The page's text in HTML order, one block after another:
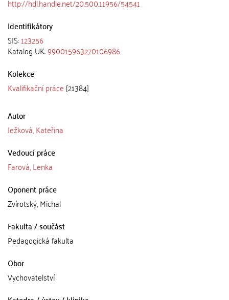
http://hdl.handle.net/20.500.11956/54541
Identifikátory
SIS:123256
Katalog UK:990015963270106986
Kolekce
Kvalifikační práce [21384]
Autor
Ježková, Kateřina
Vedoucí práce
Farová, Lenka
Oponent práce
Zvírotský, Michal
Fakulta / součást
Pedagogická fakulta
Obor
Vychovatelství